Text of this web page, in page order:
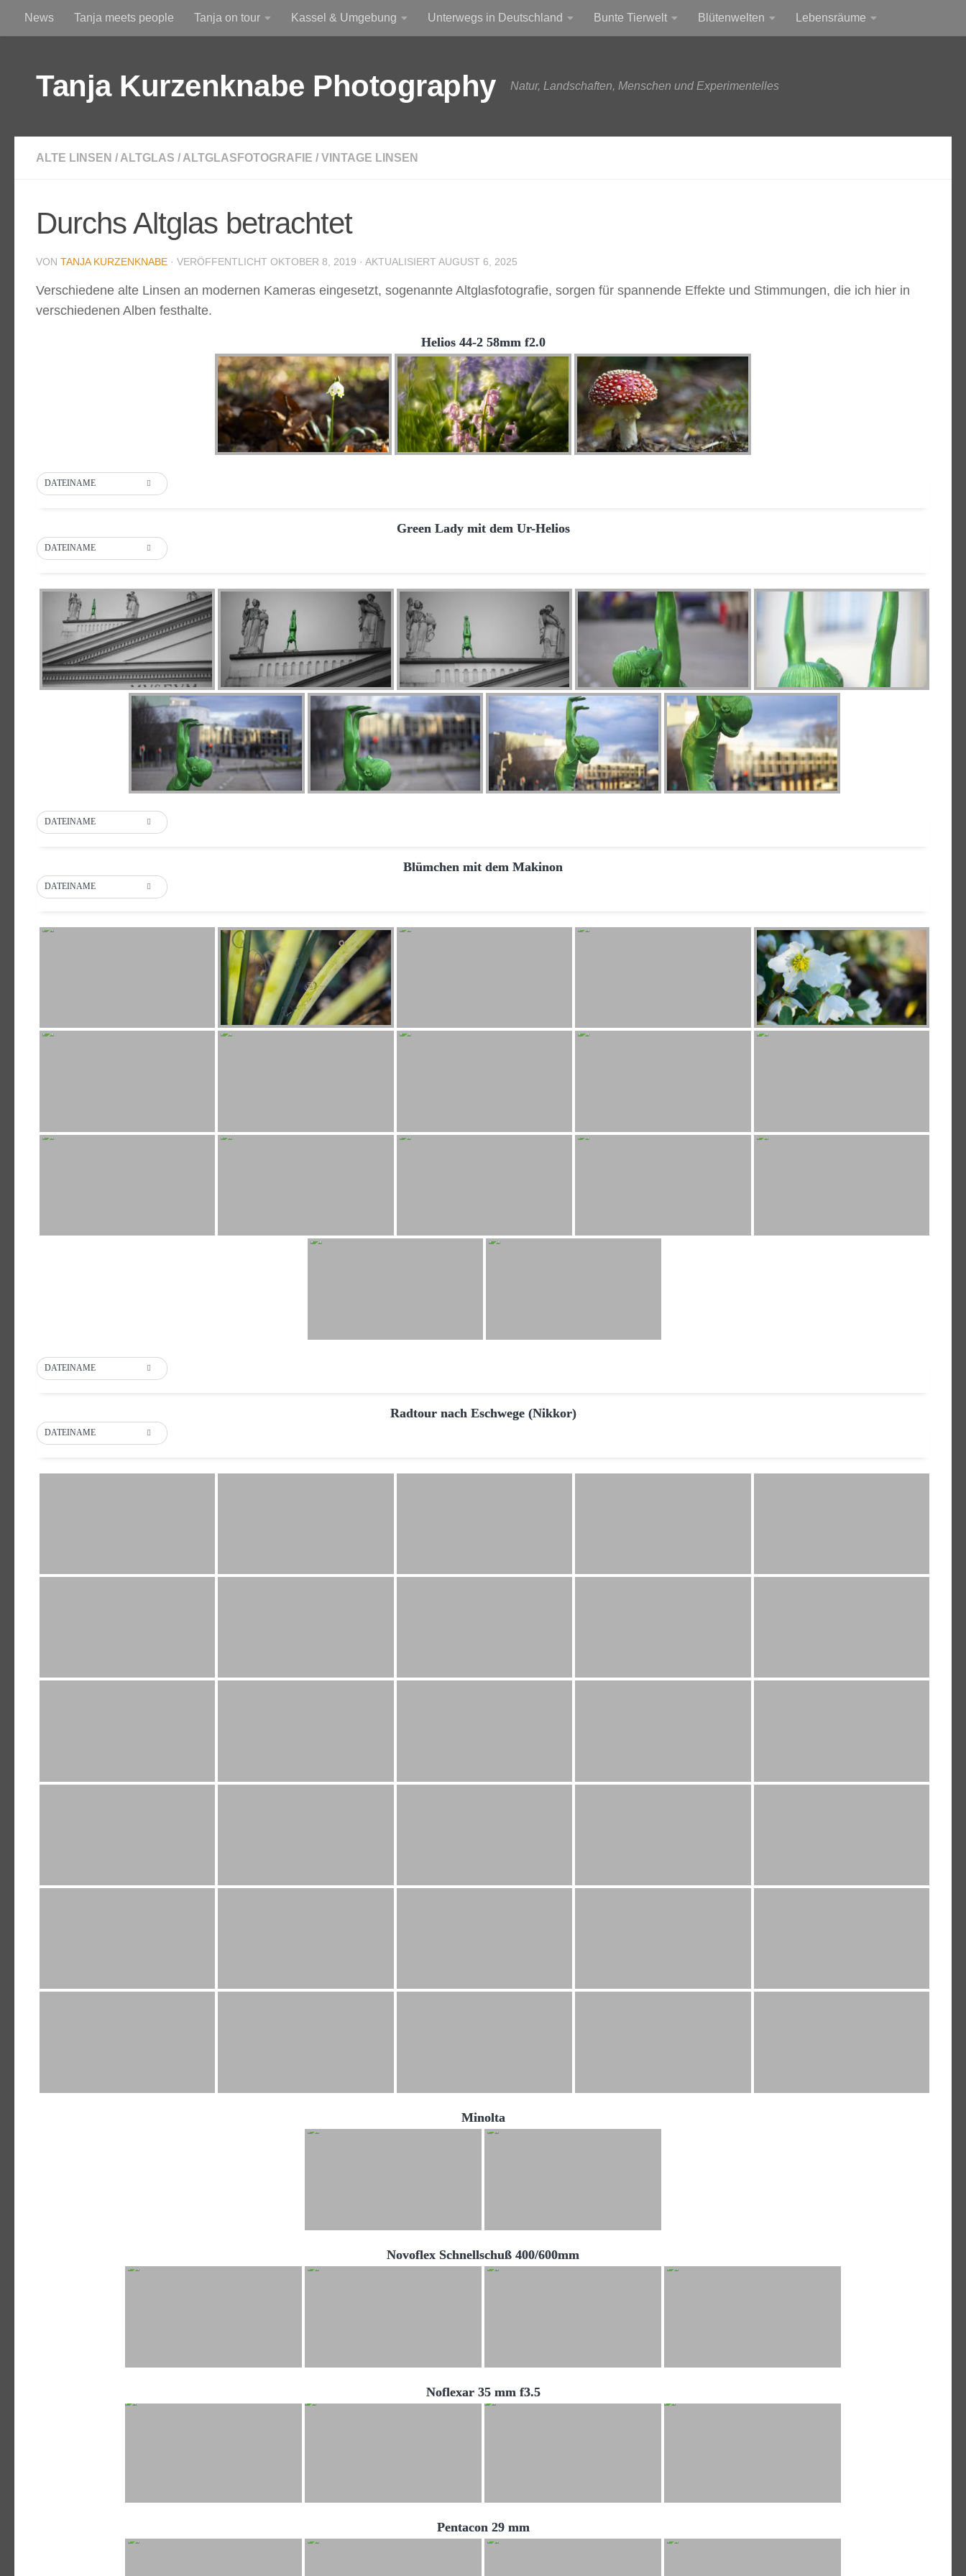
Zum Inhalt springen
News Tanja meets people Tanja on tour Kassel & Umgebung Unterwegs in Deutschland Bunte Tierwelt Blütenwelten Lebensräume
Tanja Kurzenknabe Photography Natur, Landschaften, Menschen und Experimentelles
ALTE LINSEN / ALTGLAS / ALTGLASFOTOGRAFIE / VINTAGE LINSEN
Durchs Altglas betrachtet
VON TANJA KURZENKNABE · VERÖFFENTLICHT OKTOBER 8, 2019 · AKTUALISIERT AUGUST 6, 2025
Verschiedene alte Linsen an modernen Kameras eingesetzt, sogenannte Altglasfotografie, sorgen für spannende Effekte und Stimmungen, die ich hier in
verschiedenen Alben festhalte.
Helios 44-2 58mm f2.0
DATEINAME
Green Lady mit dem Ur-Helios
DATEINAME
DATEINAME
Blümchen mit dem Makinon
DATEINAME
DATEINAME
Radtour nach Eschwege (Nikkor)
DATEINAME
Minolta
Novoflex Schnellschuß 400/600mm
Noflexar 35 mm f3.5
Pentacon 29 mm